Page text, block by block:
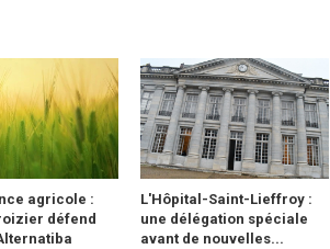
agricole :
défend
L'Hôpital-Saint-Lieffroy :
une délégation spéciale
avant de nouvelles...